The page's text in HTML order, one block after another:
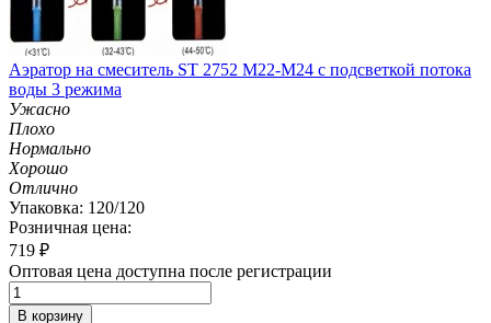
Аэратор на смеситель ST 2752 M22-M24 с подсветкой потока
воды 3 режима
Ужасно
Плохо
Нормально
Хорошо
Отлично
Упаковка: 120/120
Розничная цена:
719 ₽
Оптовая цена доступна после регистрации
В корзину